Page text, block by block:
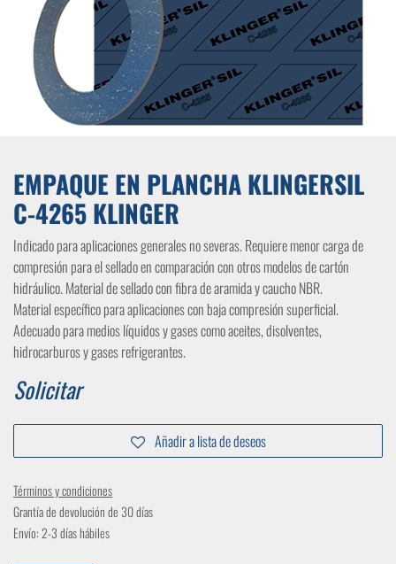
EMPAQUE EN PLANCHA KLINGERSIL
C-4265 KLINGER
Indicado para aplicaciones generales no severas. Requiere menor carga de
compresión para el sellado en comparación con otros modelos de cartón
hidráulico. Material de sellado con fibra de aramida y caucho NBR.
Material específico para aplicaciones con baja compresión superficial.
Adecuado para medios líquidos y gases como aceites, disolventes,
hidrocarburos y gases refrigerantes.
Solicitar
Añadir a lista de deseos
Términos y condiciones
Grantía de devolución de 30 días
Envío: 2-3 días hábiles